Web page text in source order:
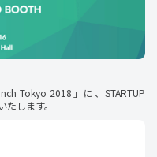
Tokyo 2018」に、STARTUP
します。